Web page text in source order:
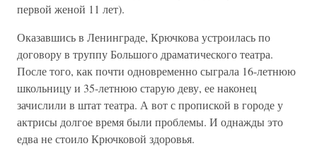
первой женой 11 лет).
Оказавшись в Ленинграде, Крючкова устроилась по
договору в труппу Большого драматического театра.
После того, как почти одновременно сыграла 16-летнюю
школьницу и 35-летнюю старую деву, ее наконец
зачислили в штат театра. А вот с пропиской в городе у
актрисы долгое время были проблемы. И однажды это
едва не стоило Крючковой здоровья.